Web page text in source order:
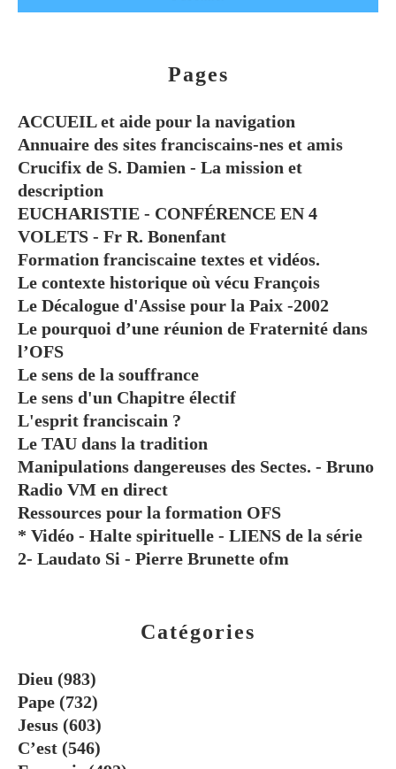
Catégories
Dieu (983)
Pape (732)
Jesus (603)
C’est (546)
Pages
ACCUEIL et aide pour la navigation
Annuaire des sites franciscains-nes et amis
Crucifix de S. Damien - La mission et
description
EUCHARISTIE - CONFÉRENCE EN 4
VOLETS - Fr R. Bonenfant
Formation franciscaine textes et vidéos.
Le contexte historique où vécu François
Le Décalogue d'Assise pour la Paix -2002
Le pourquoi d’une réunion de Fraternité dans
l’OFS
Le sens de la souffrance
Le sens d'un Chapitre électif
L'esprit franciscain ?
Le TAU dans la tradition
Manipulations dangereuses des Sectes. - Bruno
Radio VM en direct
Ressources pour la formation OFS
* Vidéo - Halte spirituelle - LIENS de la série
2- Laudato Si - Pierre Brunette ofm